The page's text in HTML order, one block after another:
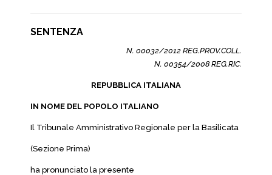
SENTENZA
N. 00032/2012 REG.PROV.COLL.
N. 00354/2008 REG.RIC.
REPUBBLICA ITALIANA
IN NOME DEL POPOLO ITALIANO
Il Tribunale Amministrativo Regionale per la Basilicata
(Sezione Prima)
ha pronunciato la presente